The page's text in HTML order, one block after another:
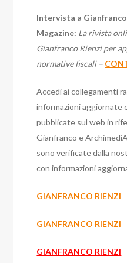
Intervista a
Magazine: La rivista
Gianfranco Rienzi per
normative fiscali –
Accedi ai collegamenti
informazioni aggiornate
pubblicate sul web in
Gianfranco e
sono verificate dalla
con informazioni
GIANFRANCO RIENZI
GIANFRANCO RIENZI
GIANFRANCO RIENZI